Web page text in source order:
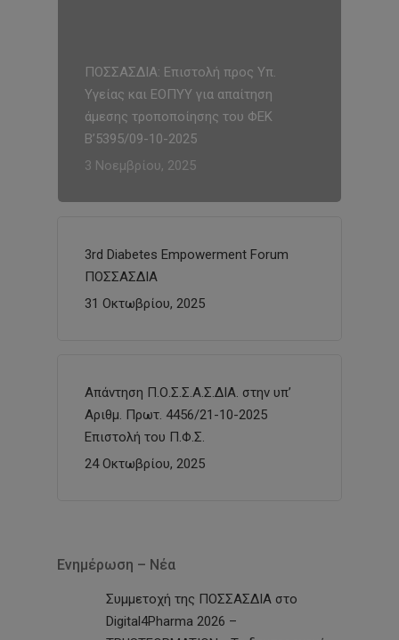
ΠΟΣΣΑΣΔΙΑ: Επιστολή προς Υπ.
Υγείας και ΕΟΠΥΥ για απαίτηση
άμεσης τροποποίησης του ΦΕΚ
Β’5395/09-10-2025
3 Νοεμβρίου, 2025
3rd Diabetes Empowerment Forum
ΠΟΣΣΑΣΔΙΑ
31 Οκτωβρίου, 2025
Απάντηση Π.Ο.Σ.Σ.Α.Σ.ΔΙΑ. στην υπ’
Αριθμ. Πρωτ. 4456/21-10-2025
Επιστολή του Π.Φ.Σ.
24 Οκτωβρίου, 2025
Ενημέρωση – Νέα
Συμμετοχή της ΠΟΣΣΑΣΔΙΑ στο
Digital4Pharma 2026 –